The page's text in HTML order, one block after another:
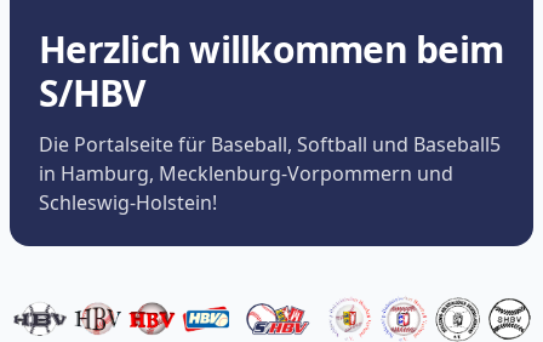
Herzlich willkommen beim
S/HBV
Die Portalseite für Baseball, Softball und Baseball5
in Hamburg, Mecklenburg-Vorpommern und
Schleswig-Holstein!